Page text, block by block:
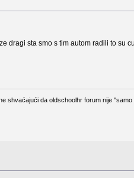
dragi sta smo s tim autom radili to su
shvaćajući da oldschoolhr forum nije